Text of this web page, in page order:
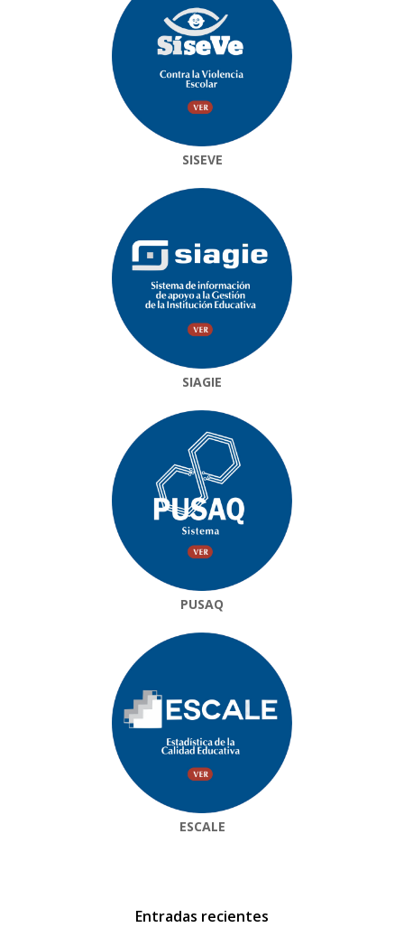
SISEVE
SIAGIE
PUSAQ
ESCALE
Entradas recientes